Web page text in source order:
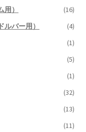
）
(16)
バー用）
(4)
(1)
(5)
(1)
(32)
(13)
(11)